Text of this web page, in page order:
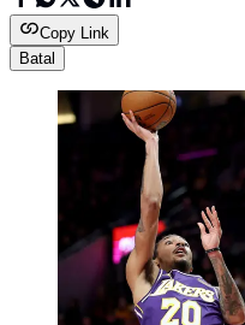
Copy Link
Batal